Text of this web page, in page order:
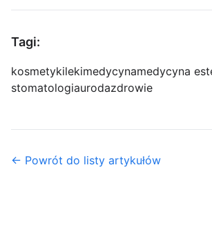
Tagi:
kosmetykilekimedycynamedycyna
stomatologiaurodazdrowie
← Powrót do listy artykułów